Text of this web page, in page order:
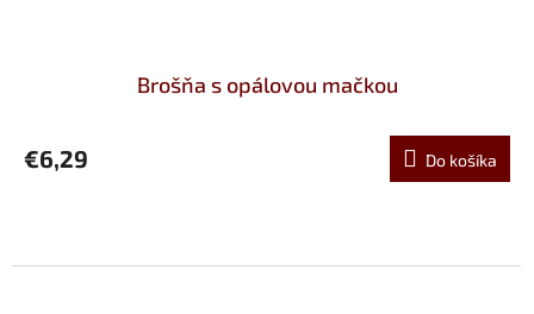
Brošňa s opálovou mačkou
€6,29 Do košíka